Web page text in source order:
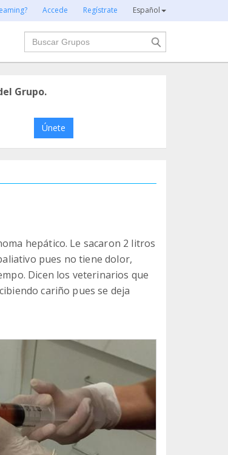
Accede Regístrate Español
Buscar
Grupo.
Únete
hepático. Le sacaron 2 litros
pues no tiene dolor,
Dicen los veterinarios que
cariño pues se deja